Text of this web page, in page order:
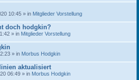
10:45 » in Mitglieder Vorstellung
doch hodgkin?
» in Mitglieder Vorstellung
» in Morbus Hodgkin
aktualisiert
06:49 » in Morbus Hodgkin